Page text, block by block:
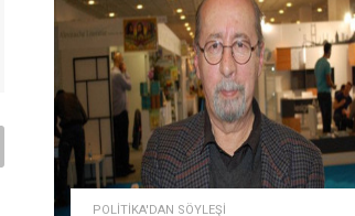
POLITIKA'DAN SÖYLEŞI